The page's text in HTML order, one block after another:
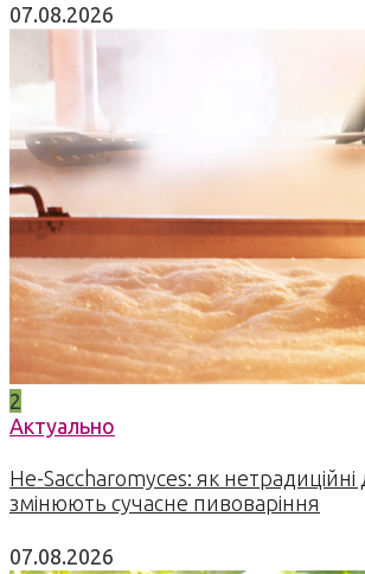
07.08.2026
2
Актуально
Не-Saccharomyces: як нетрадиційні
змінюють сучасне пивоваріння
07.08.2026